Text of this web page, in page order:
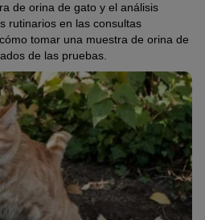
de orina de gato y el análisis
rutinarios en las consultas
tomar una muestra de orina de
de las pruebas.